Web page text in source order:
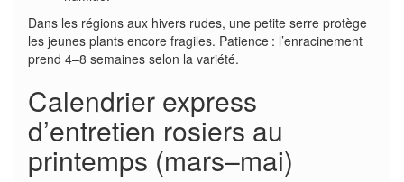
Dans les régions aux hivers rudes, une petite serre protège
les jeunes plants encore fragiles. Patience : l’enracinement
prend 4–8 semaines selon la variété.
Calendrier express
d’entretien rosiers au
printemps (mars–mai)